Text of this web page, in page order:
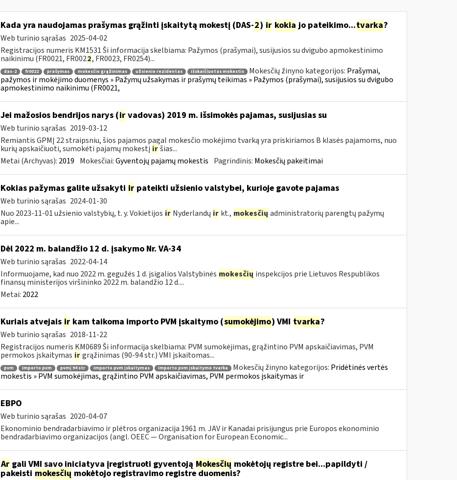
Kada yra naudojamas prašymas grąžinti įskaitytą mokestį (DAS-2) ir kokia jo pateikimo...tvarka?
Web turinio sąrašas 2025-04-02
Registracijos numeris KM1531 Ši informacija skelbiama: Pažymos (prašymai), susijusios su dvigubo apmokestinimo
naikinimu (FR0021, FR0022, FR0023, FR0254)...
das-2 fr0022 prašymas mokesčio grąžinimas užsienio rezidentas išskaičiuotas mokestis Mokesčių žinyno kategorijos: Prašymai,
pažymos ir mokėjimo duomenys » Pažymų užsakymas ir prašymų teikimas » Pažymos (prašymai), susijusios su dvigubo
apmokestinimo naikinimu (FR0021,
Jei mažosios bendrijos narys (irvadovas) 2019 m. išsimokės pajamas, susijusias su
Web turinio sąrašas 2019-03-12
Remiantis GPMĮ 22 straipsniu, šios pajamos pagal mokesčio mokėjimo tvarką yra priskiriamos B klasės pajamoms, nuo
kurių apskaičiuoti, sumokėti pajamų mokestį ir šias...
Metai (Archyvas): 2019 Mokesčiai:Gyventojų pajamų mokestis Pagrindinis: Mokesčių pakeitimai
Kokias pažymas galite užsakyti irpateikti užsienio valstybei, kurioje gavote pajamas
Web turinio sąrašas 2024-01-30
Nuo 2023-11-01 užsienio valstybių, t. y. Vokietijos ir Nyderlandų ir kt., mokesčių administratorių parengtų pažymų
apie...
Dėl 2022 m. balandžio 12 d. įsakymo Nr. VA-34
Web turinio sąrašas 2022-04-14
Informuojame, kad nuo 2022 m. gegužės 1 d. įsigalios Valstybinės mokesčių inspekcijos prie Lietuvos Respublikos
finansų ministerijos viršininko 2022 m. balandžio 12 d....
Metai: 2022
Kuriais atvejais irkam taikoma importo PVM įskaitymo (sumokėjimo) VMI tvarka?
Web turinio sąrašas 2018-11-22
Registracijos numeris KM0689 Ši informacija skelbiama: PVM sumokėjimas, grąžintino PVM apskaičiavimas, PVM
permokos įskaitymas ir grąžinimas (90-94 str.) VMI įskaitomas...
pvm importo pvm pvmį 94 str importo pvm įskaitymas importo pvm įskaitymo tvarka Mokesčių žinyno kategorijos: Pridėtinės vertės
mokestis » PVM sumokėjimas, grąžintino PVM apskaičiavimas, PVM permokos įskaitymas ir
EBPO
Web turinio sąrašas 2020-04-07
Ekonominio bendradarbiavimo ir plėtros organizacija 1961 m. JAV ir Kanadai prisijungus prie Europos ekonominio
bendradarbiavimo organizacijos (angl. OEEC — Organisation for European Economic...
Argali VMI savo iniciatyva įregistruoti gyventoją Mokesčių mokėtojų registre bei...papildyti /
pakeisti mokesčių mokėtojo registravimo registre duomenis?